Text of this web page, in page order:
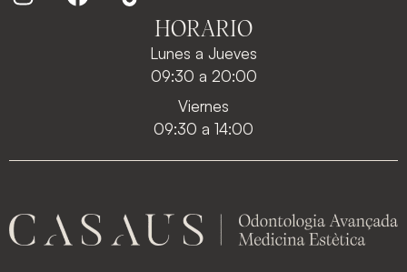
HORARIO
Lunes a Jueves
09:30 a 20:00
Viernes
09:30 a 14:00